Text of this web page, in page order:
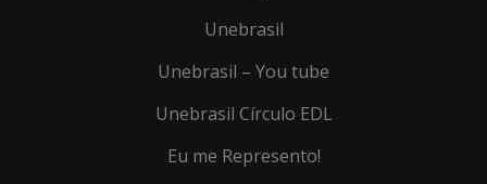
Unebrasil
Unebrasil – You tube
Unebrasil Círculo EDL
Eu me Represento!